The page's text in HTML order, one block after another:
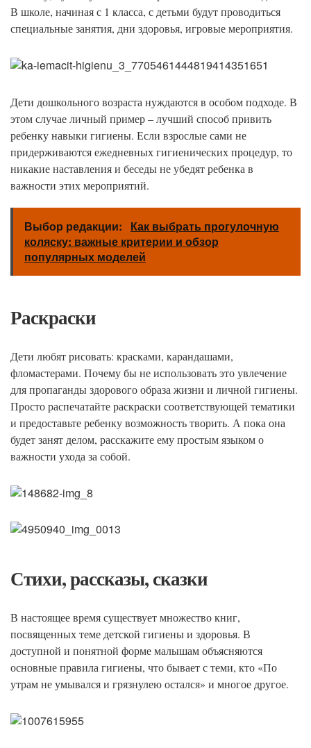
В школе, начиная с 1 класса, с детьми будут проводиться
специальные занятия, дни здоровья, игровые мероприятия.
Дети дошкольного возраста нуждаются в особом подходе. В
этом случае личный пример – лучший способ привить
ребенку навыки гигиены. Если взрослые сами не
придерживаются ежедневных гигиенических процедур, то
никакие наставления и беседы не убедят ребенка в
важности этих мероприятий.
Выбор редакции:
Как выбрать прогулочную
коляску: важные критерии и обзор
популярных моделей
Раскраски
Дети любят рисовать: красками, карандашами,
фломастерами. Почему бы не использовать это увлечение
для пропаганды здорового образа жизни и личной гигиены.
Просто распечатайте раскраски соответствующей тематики
и предоставьте ребенку возможность творить. А пока она
будет занят делом, расскажите ему простым языком о
важности ухода за собой.
Стихи, рассказы, сказки
В настоящее время существует множество книг,
посвященных теме детской гигиены и здоровья. В
доступной и понятной форме малышам объясняются
основные правила гигиены, что бывает с теми, кто «По
утрам не умывался и грязнулею остался» и многое другое.